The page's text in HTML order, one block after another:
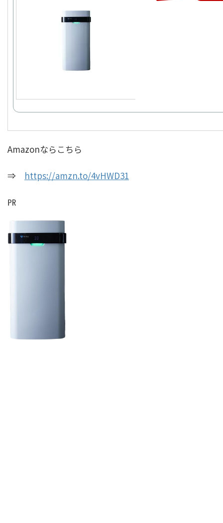
Amazonならこちら
⇒ https://amzn.to/4vHWD31
㏚